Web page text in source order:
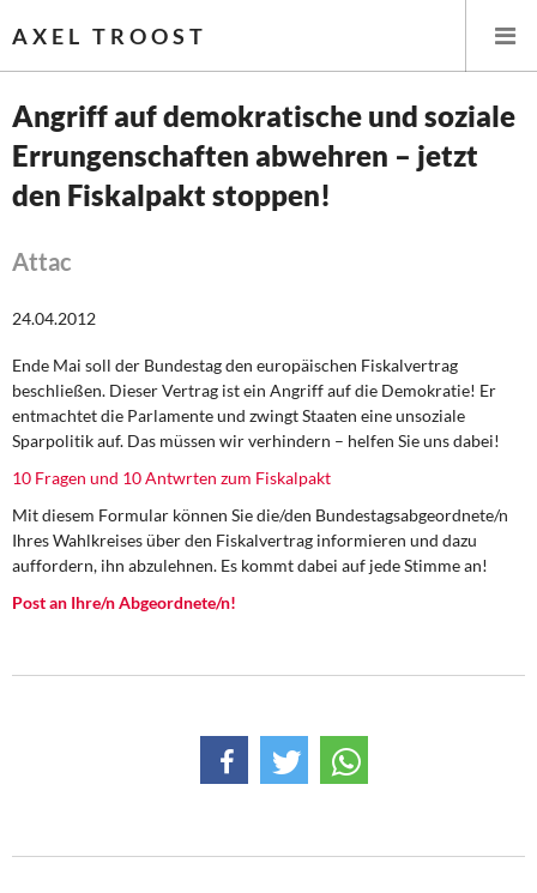
AXEL TROOST
Startseite
Leitlinien linker Wirtschafts- und Finanzpolitik
Wirtschaftspolitik
Steuer- und Finanzpolitik
Öffentliche Infrastruktur und Daseinsvorsorge
DIE LINKE
Weitere Themen
Rosa-Luxemburg-Stiftung
Angriff auf demokratische und soziale
Errungenschaften abwehren – jetzt
den Fiskalpakt stoppen!
Attac
24.04.2012
Ende Mai soll der Bundestag den europäischen Fiskalvertrag
beschließen. Dieser Vertrag ist ein Angriff auf die Demokratie! Er
entmachtet die Parlamente und zwingt Staaten eine unsoziale
Sparpolitik auf. Das müssen wir verhindern – helfen Sie uns dabei!
10 Fragen und 10 Antwrten zum Fiskalpakt
Mit diesem Formular können Sie die/den Bundestagsabgeordnete/n
Ihres Wahlkreises über den Fiskalvertrag informieren und dazu
auffordern, ihn abzulehnen. Es kommt dabei auf jede Stimme an!
Post an Ihre/n Abgeordnete/n!